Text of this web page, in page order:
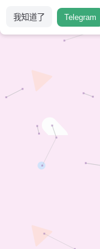
我知道了 Telegram